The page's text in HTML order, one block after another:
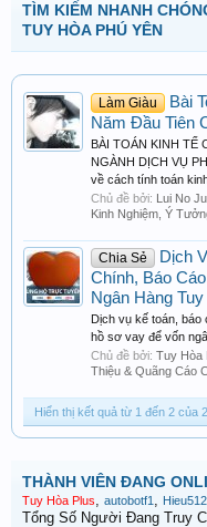
TÌM KIẾM NHANH
TUY HÒA PHÚ YÊN
Làm Giàu
Bài
Năm Đầu Tiên
BÀI TOÁN KINH TẾ
NGÀNH DỊCH VỤ
về cách tính toán
Chủ đề bởi: Lui No
Kinh Nghiệm, Ý
Chia Sẻ
Dịch
Chính, Báo
Ngân Hàng
Dịch vụ kế toán, báo
hồ sơ vay để vốn
Chủ đề bởi: Tuy Hòa
Thiệu & Quãng Cáo
Hiển thị kết quả từ 1 đến 2 của 2
THÀNH VIÊN ĐANG
Tuy Hòa Plus, autobotf1 ,
Tổng Số Người Đang Truy